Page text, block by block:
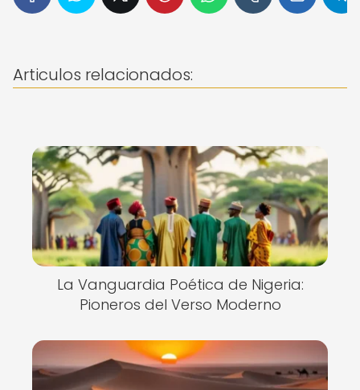
Articulos relacionados:
La Vanguardia Poética de Nigeria:
Pioneros del Verso Moderno